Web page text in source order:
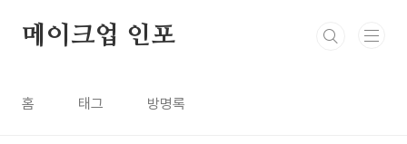
메이크업 인포
홈 태그 방명록